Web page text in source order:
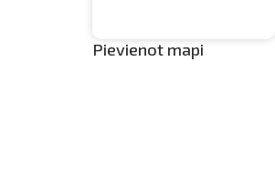
Pievienot mapi